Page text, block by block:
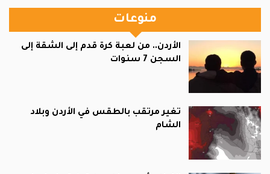
منوعات
الأردن.. من لعبة كرة قدم إلى الشقة إلى
السجن 7 سنوات
تغير مرتقب بالطقس في الأردن وبلاد
الشام